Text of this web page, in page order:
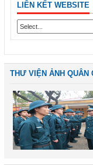
LIÊN KẾT WEBSITE
THƯ VIỆN ẢNH QUÂN